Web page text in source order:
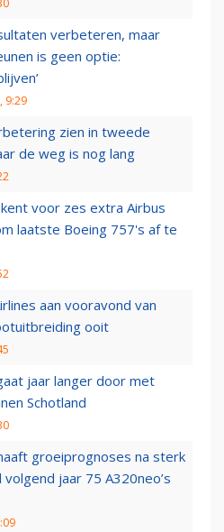
verbeteren, maar
is geen optie:
9:29
zien in tweede
de weg is nog lang
voor zes extra Airbus
laatste Boeing 757's af te
aan vooravond van
ooit
jaar langer door met
Schotland
groeiprognoses na sterk
volgend jaar 75 A320neo’s